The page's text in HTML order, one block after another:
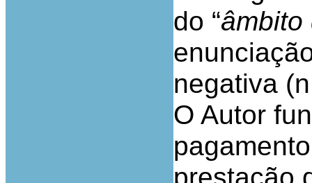
do “âmbito
negativa
O Autor
prestação